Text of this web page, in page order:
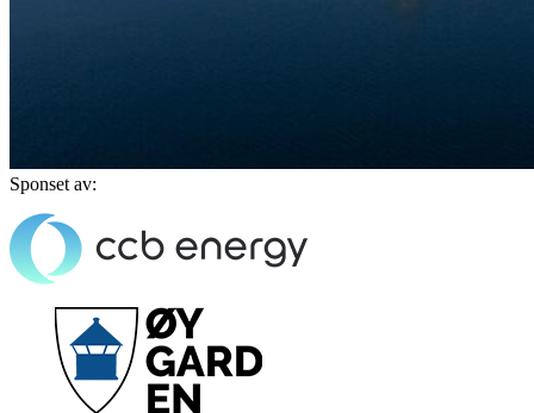
Sponset av: